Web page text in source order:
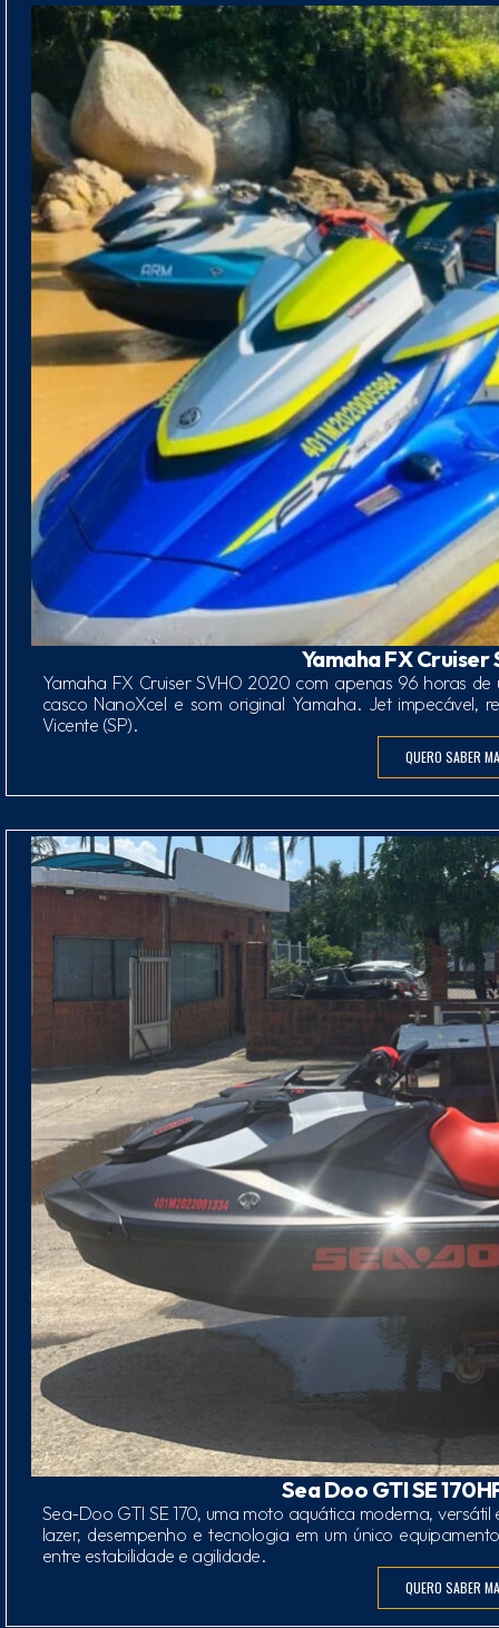
Yamaha FX
Yamaha FX Cruiser SVHO 2020 com apenas 96 horas
casco NanoXcel e som original Yamaha. Jet impecável,
Vicente (SP).
QUERO SABER
Sea Doo GTI SE
Sea-Doo GTI SE 170, uma moto aquática moderna,
lazer, desempenho e tecnologia em um único
entre estabilidade e agilidade.
QUERO SABER